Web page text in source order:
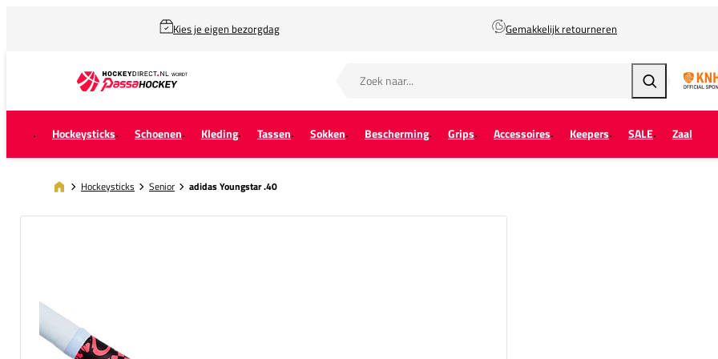
Kies je eigen bezorgdag Gemakkelijk retourneren
Zoeken
Hockeysticks Schoenen Kleding Tassen Sokken Bescherming Grips Accessoires Keepers SALE Zaal
Hockeysticks Senior adidas Youngstar .40